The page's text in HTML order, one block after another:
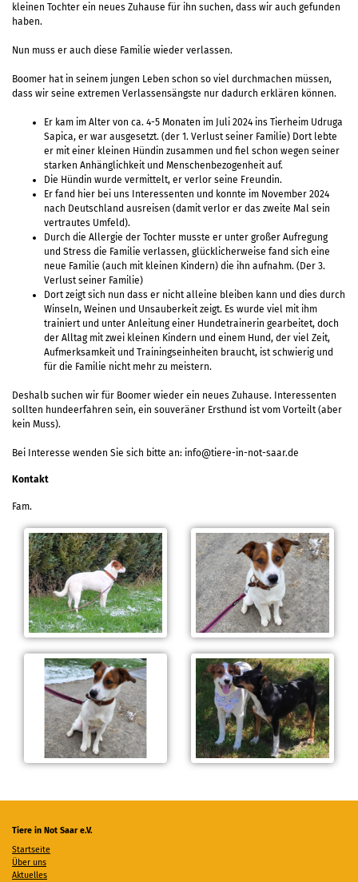
kleinen Tochter ein neues Zuhause für ihn suchen, dass wir auch gefunden
haben.
Nun muss er auch diese Familie wieder verlassen.
Boomer hat in seinem jungen Leben schon so viel durchmachen müssen,
dass wir seine extremen Verlassensängste nur dadurch erklären können.
Er kam im Alter von ca. 4-5 Monaten im Juli 2024 ins Tierheim Udruga
Sapica, er war ausgesetzt. (der 1. Verlust seiner Familie) Dort lebte
er mit einer kleinen Hündin zusammen und fiel schon wegen seiner
starken Anhänglichkeit und Menschenbezogenheit auf.
Die Hündin wurde vermittelt, er verlor seine Freundin.
Er fand hier bei uns Interessenten und konnte im November 2024
nach Deutschland ausreisen (damit verlor er das zweite Mal sein
vertrautes Umfeld).
Durch die Allergie der Tochter musste er unter großer Aufregung
und Stress die Familie verlassen, glücklicherweise fand sich eine
neue Familie (auch mit kleinen Kindern) die ihn aufnahm. (Der 3.
Verlust seiner Familie)
Dort zeigt sich nun dass er nicht alleine bleiben kann und dies durch
Winseln, Weinen und Unsauberkeit zeigt. Es wurde viel mit ihm
trainiert und unter Anleitung einer Hundetrainerin gearbeitet, doch
der Alltag mit zwei kleinen Kindern und einem Hund, der viel Zeit,
Aufmerksamkeit und Trainingseinheiten braucht, ist schwierig und
für die Familie nicht mehr zu meistern.
Deshalb suchen wir für Boomer wieder ein neues Zuhause. Interessenten
sollten hundeerfahren sein, ein souveräner Ersthund ist vom Vorteilt (aber
kein Muss).
Bei Interesse wenden Sie sich bitte an: info@tiere-in-not-saar.de
Kontakt
Fam.
Tiere in Not Saar e.V.
Startseite
Über uns
Aktuelles